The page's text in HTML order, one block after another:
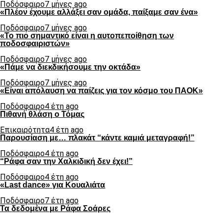
Ποδόσφαιρο7 μήνες ago
«Πλέον έχουμε αλλάξει σαν ομάδα, παίξαμε σαν ένα»
Ποδόσφαιρο7 μήνες ago
«Το πιο σημαντικό είναι η αυτοπεποίθηση των
ποδοσφαιριστών»
Ποδόσφαιρο7 μήνες ago
«Πάμε να διεκδικήσουμε την οκτάδα»
Ποδόσφαιρο7 μήνες ago
«Είναι απόλαυση να παίζεις για τον κόσμο του ΠΑΟΚ»
Ποδόσφαιρο4 έτη ago
Πιθανή θλάση ο Τόμας
Επικαιρότητα4 έτη ago
Παρουσίαση με… πλακάτ “κάντε καμιά μεταγραφή!”
Ποδόσφαιρο4 έτη ago
“Ράφα σαν την Χαλκιδική δεν έχει!”
Ποδόσφαιρο4 έτη ago
«Last dance» για Κουαλιάτα
Ποδόσφαιρο7 έτη ago
Τα δεδομένα με Ράφα Σοάρες